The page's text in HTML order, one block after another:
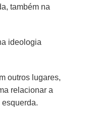
também na
ideologia
outros lugares,
relacionar a